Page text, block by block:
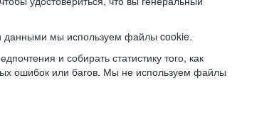
данными мы используем файлы cookie.
и собирать статистику того, как
ошибок или багов. Мы не используем файлы